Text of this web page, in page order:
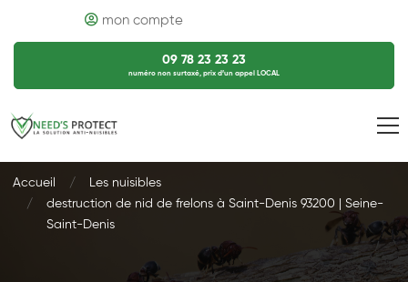
mon compte
09 78 23 23 23
numéro non surtaxé, prix d’un appel LOCAL
Accueil
Les nuisibles
destruction de nid de frelons à Saint-Denis 93200 | Seine-
Saint-Denis